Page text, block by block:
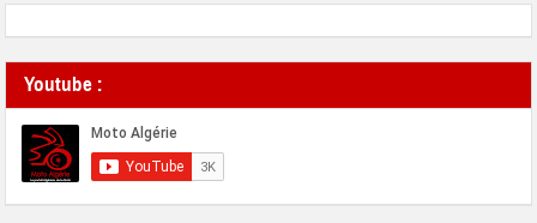
Youtube :